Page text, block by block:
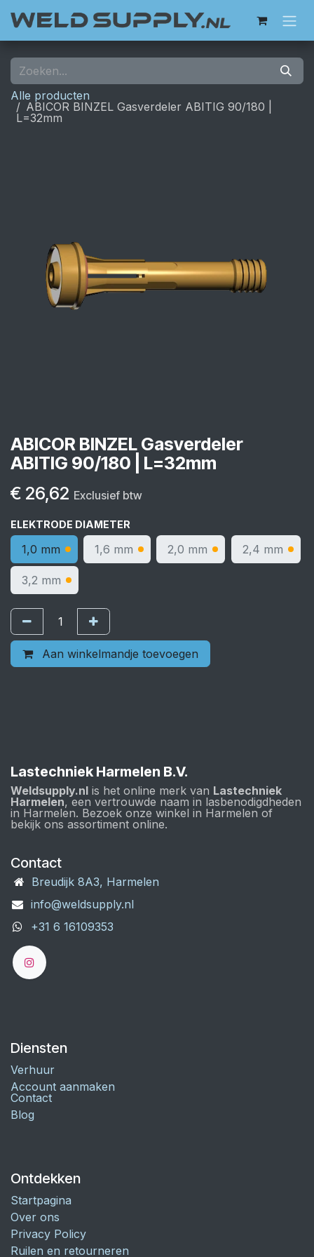
Alle producten
ABICOR BINZEL Gasverdeler ABITIG 90/180 |
L=32mm
ABICOR BINZEL Gasverdeler
ABITIG 90/180 | L=32mm
€ 26,62 Exclusief btw
ELEKTRODE DIAMETER
1,0 mm 1,6 mm 2,0 mm 2,4 mm
3,2 mm
Aan winkelmandje toevoegen
Lastechniek Harmelen B.V.
Weldsupply.nl is het online merk van Lastechniek
Harmelen, een vertrouwde naam in lasbenodigdheden
in Harmelen. Bezoek onze winkel in Harmelen of
bekijk ons assortiment online.
Contact
Breudijk 8A3, Harmelen
info@weldsupply.nl
+31 6 16109353
Diensten
Verhuur
Account aanmaken
Contact
Blog
Ontdekken
Startpagina
Over ons
Privacy Policy
Ruilen en retourneren